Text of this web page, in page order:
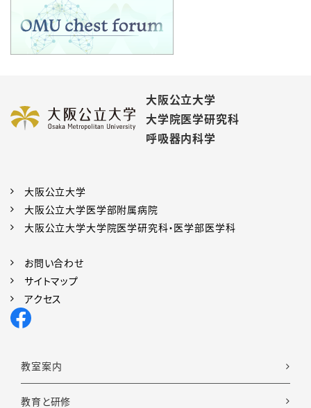
2025年2月1日
お知らせ
2025年4月15日18時より医学部学舎4階中講義室1におきま
2025年1月6日
お知らせ
ました。 気管支鏡に卓越した10か国16施設が選出され、日本
からは２年連続で当院が選出されました。
11月30日 大阪国際交流センターに於きまして「第104回日
本呼吸器学会近畿地方会・第8回日本呼吸ケア・リハビリテー
ション学会近畿支部学術集会」を当科川口教授、国立病院機
構和歌山病院 南方良章先生会長のもと開催致しました。本
2025年4月3日
更新情報
スタッフ一覧、外来案内、OMU chest forumのページを更新
2025年3月11日
更新情報
OMU chest forumのページを更新しました。
2025年3月3日
教室の出来事・ニュースのページを更新しました。
入局をご検討の皆様へ、臨床研究の情報公開、参考リンク集の
ページを更新しました。
入局をご検討の皆様へのページを更新しました。
大阪公立大学
大学院医学研究科
呼吸器内科学
大阪公立大学
大阪公立大学医学部附属病院
大阪公立大学大学院医学研究科・医学部医学科
お問い合わせ
サイトマップ
アクセス
教室案内
教育と研修